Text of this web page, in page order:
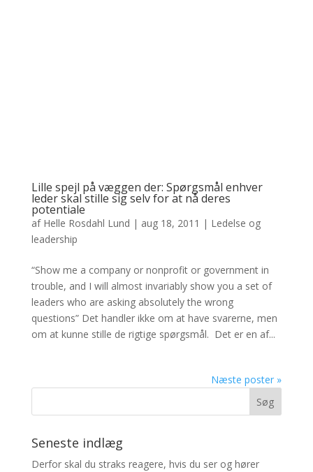
Lille spejl på væggen der: Spørgsmål enhver
leder skal stille sig selv for at nå deres
potentiale
af Helle Rosdahl Lund | aug 18, 2011 | Ledelse og
leadership
“Show me a company or nonprofit or government in
trouble, and I will almost invariably show you a set of
leaders who are asking absolutely the wrong
questions” Det handler ikke om at have svarerne, men
om at kunne stille de rigtige spørgsmål. Det er en af...
Næste poster »
Seneste indlæg
Derfor skal du straks reagere, hvis du ser og hører